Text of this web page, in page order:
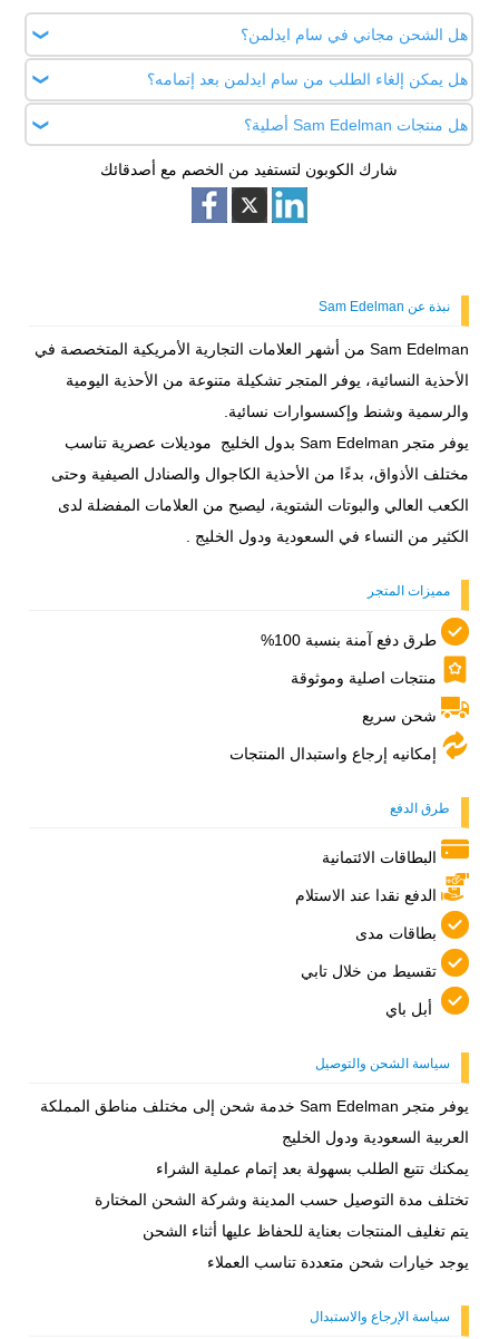
هل الشحن مجاني في سام ايدلمن؟
يوفر المتجر شحن مجاني للطلباات فوق 370 ريال
هل يمكن إلغاء الطلب من سام ايدلمن بعد إتمامه؟
يمكن طلب إلغاء الطلب قبل شحنه فقط، وبعد الشحن يتم التعامل
معه حسب سياسة الاسترجاع والاستبدال.
هل منتجات Sam Edelman أصلية؟
نعم، جميع المنتجات المعروضة في متجر Sam Edelman السعوديةشارك الكوبون لتستفيد من الخصم مع أصدقائك
نبذة عن Sam Edelman
Sam Edelman من أشهر العلامات التجارية الأمريكية المتخصصة في
الأحذية النسائية، يوفر المتجر تشكيلة متنوعة من الأحذية اليومية
والرسمية وشنط وإكسسوارات نسائية.
يوفر متجر Sam Edelman بدول الخليج موديلات عصرية تناسب
مختلف الأذواق، بدءًا من الأحذية الكاجوال والصنادل الصيفية وحتى
الكعب العالي والبوتات الشتوية، ليصبح من العلامات المفضلة لدى
الكثير من النساء في السعودية ودول الخليج .
مميزات المتجر
طرق دفع آمنة بنسبة 100%
منتجات اصلية وموثوقة
شحن سريع
إمكانيه إرجاع واستبدال المنتجات
طرق الدفع
البطاقات الائتمانية
الدفع نقدا عند الاستلام
بطاقات مدى
تقسيط من خلال تابي
أبل باي
سياسة الشحن والتوصيل
يوفر متجر Sam Edelman خدمة شحن إلى مختلف مناطق المملكة
العربية السعودية ودول الخليج
يمكنك تتبع الطلب بسهولة بعد إتمام عملية الشراء
تختلف مدة التوصيل حسب المدينة وشركة الشحن المختارة
يتم تغليف المنتجات بعناية للحفاظ عليها أثناء الشحن
يوجد خيارات شحن متعددة تناسب العملاء
سياسة الإرجاع والاستبدال